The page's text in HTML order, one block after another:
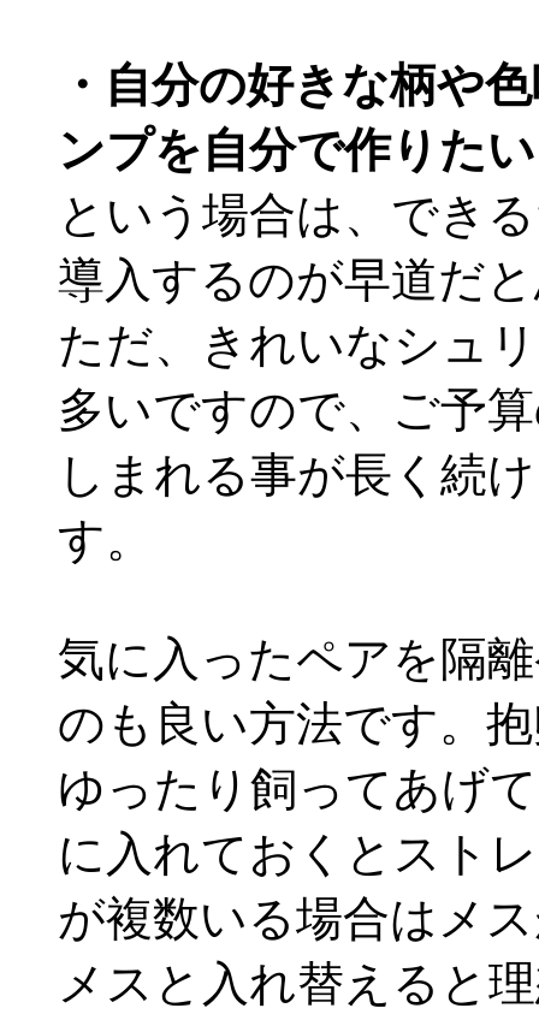
・自分の好きな柄や
ンプを自分で作りた
という場合は、でき
導入するのが早道だ
ただ、きれいなシュ
多いですので、ご予
しまれる事が長く続
す。
気に入ったペアを隔
のも良い方法です。
ゆったり飼ってあげ
に入れておくとスト
が複数いる場合はメ
メスと入れ替えると